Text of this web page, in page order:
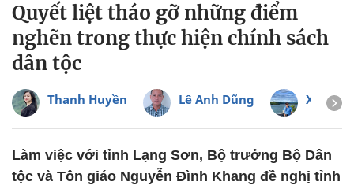
Quyết liệt tháo gỡ những điểm
nghẽn trong thực hiện chính sách
dân tộc
Thanh Huyền Lê Anh Dũng Xuân
Làm việc với tỉnh Lạng Sơn, Bộ trưởng Bộ Dân
tộc và Tôn giáo Nguyễn Đình Khang đề nghị tỉnh